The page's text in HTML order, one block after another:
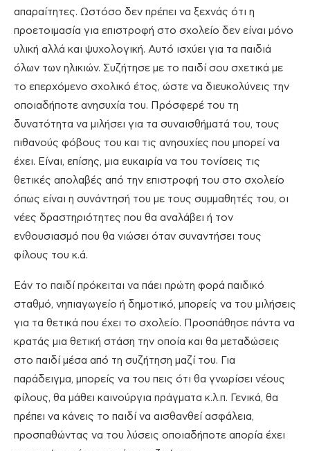
απαραίτητες. Ωστόσο δεν πρέπει να ξεχνάς ότι η
προετοιμασία για επιστροφή στο σχολείο δεν είναι μόνο
υλική αλλά και ψυχολογική. Αυτό ισχύει για τα παιδιά
όλων των ηλικιών. Συζήτησε με το παιδί σου σχετικά με
το επερχόμενο σχολικό έτος, ώστε να διευκολύνεις την
οποιαδήποτε ανησυχία του. Πρόσφερέ του τη
δυνατότητα να μιλήσει για τα συναισθήματά του, τους
πιθανούς φόβους του και τις ανησυχίες που μπορεί να
έχει. Είναι, επίσης, μια ευκαιρία να του τονίσεις τις
θετικές απολαβές από την επιστροφή του στο σχολείο
όπως είναι η συνάντησή του με τους συμμαθητές του, οι
νέες δραστηριότητες που θα αναλάβει ή τον
ενθουσιασμό που θα νιώσει όταν συναντήσει τους
φίλους του κ.ά.
Εάν το παιδί πρόκειται να πάει πρώτη φορά παιδικό
σταθμό, νηπιαγωγείο ή δημοτικό, μπορείς να του μιλήσεις
για τα θετικά που έχει το σχολείο. Προσπάθησε πάντα να
κρατάς μια θετική στάση την οποία και θα μεταδώσεις
στο παιδί μέσα από τη συζήτηση μαζί του. Για
παράδειγμα, μπορείς να του πεις ότι θα γνωρίσει νέους
φίλους, θα μάθει καινούργια πράγματα κ.λ.π. Γενικά, θα
πρέπει να κάνεις το παιδί να αισθανθεί ασφάλεια,
προσπαθώντας να του λύσεις οποιαδήποτε απορία έχει